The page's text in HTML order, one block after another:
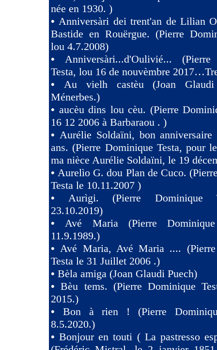
née en 1930. )
•Anniversàri dei trent'an de Lilian
Bastide en Rouërgue. (Pierre
lou 4.7.2008)
• Anniversàri...d'Oulivié...
Testa, lou 16 de nouvèmbre
• Au vielh castèu (Joan
Ménerbes.)
• aucèu dins lou cèu. (Pierre
16 12 2006 à Barbaraou . )
• Aurélie Soldaïni, bon
ans. (Pierre Dominique Testa, pour
ma nièce Aurélie Soldaïni, le 19
•Aurelìo G. dou Plan de Cuco.
Testa le 10.11.2007 )
•Aurìgi. (Pierre Dominique
23.10.2019)
•Avé Maria (Pierre
11.9.1989.)
•Avé Maria, Avé Maria ....
Testa le 31 Juillet 2006 .)
• Bèla amiga (Joan Glaudi Puech)
•Bèu tems. (Pierre Dominique
2015.)
• Bon à rien ! (Pierre
8.5.2020.)
•Bonjour en touti ( La pastresso